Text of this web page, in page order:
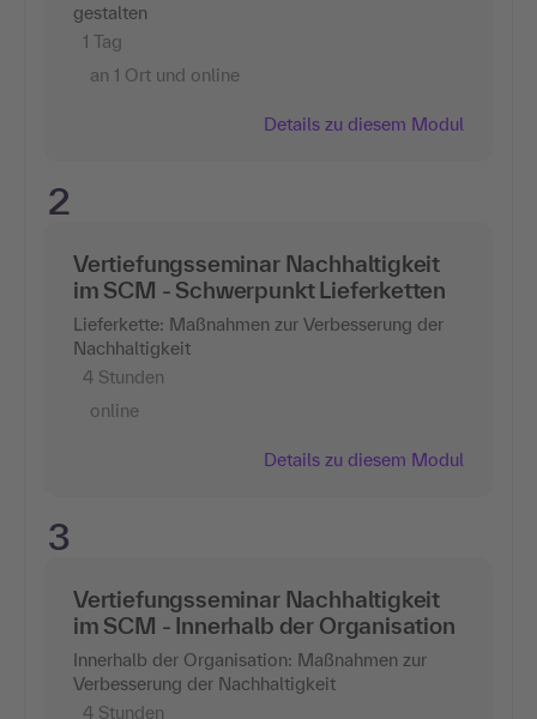
gestalten
1 Tag
an 1 Ort und online
Details zu diesem Modul
2
Vertiefungsseminar Nachhaltigkeit
im SCM - Schwerpunkt Lieferketten
Lieferkette: Maßnahmen zur Verbesserung der
Nachhaltigkeit
4 Stunden
online
Details zu diesem Modul
3
Vertiefungsseminar Nachhaltigkeit
im SCM - Innerhalb der Organisation
Innerhalb der Organisation: Maßnahmen zur
Verbesserung der Nachhaltigkeit
4 Stunden